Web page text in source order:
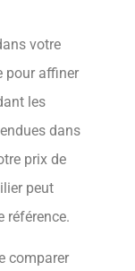
votre
pour affiner
les
dans
prix de
peut
référence.
comparer